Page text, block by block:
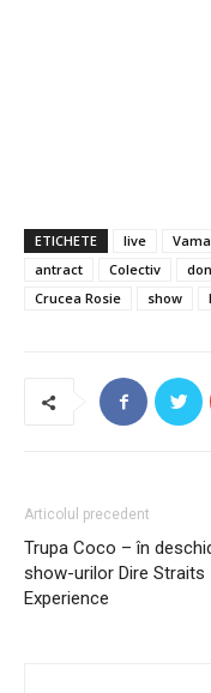
ETICHETE live Vama
antract
Colectiv
Crucea Rosie
show
Articolul precedent
Trupa Coco – în
show-urilor Dire Straits
Experience